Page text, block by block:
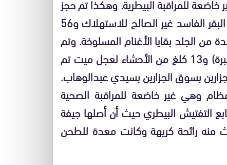
32 كيلوغراما من لحم الغنم و34 كيلوغراما من لحم البقر الفاسد غير الصالح للاستهلاك و56
من الأحشاء غير صالحة للاستهلاك و16 وحدة من الجلد بقايا الأغنام المسلوخة. وتم
كذلك في نفس السنة حجز 96 كلغ من لحم البقر (هبرة) و13 كلغ من الأحشاء لعجل ميت تم
بسوق الجزارين بسيدي عبدالوهاب.
وهي غير خاضعة للمراقبة الصحية
التفتيش البيطري حيث أن أصلها جيفة
منه رائحة كريهة وكانت معدة للطحن